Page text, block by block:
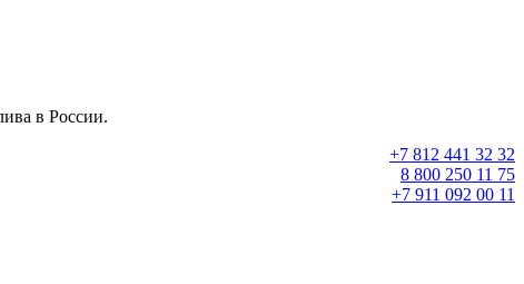
в России.
+7 812 441 32 32
8 800 250 11 75
+7 911 092 00 11